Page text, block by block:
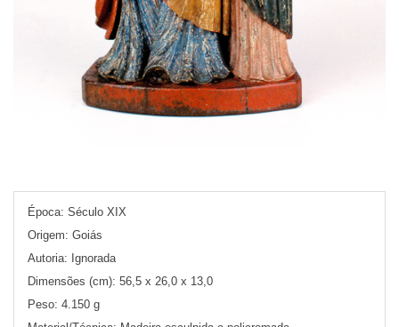
Época: Século XIX
Origem: Goiás
Autoria: Ignorada
Dimensões (cm): 56,5 x 26,0 x 13,0
Peso: 4.150 g